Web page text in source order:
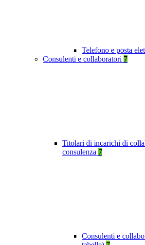
Telefono e posta
Consulenti e collaboratori 7
Titolari di incarichi di
consulenza 7
Consulenti e